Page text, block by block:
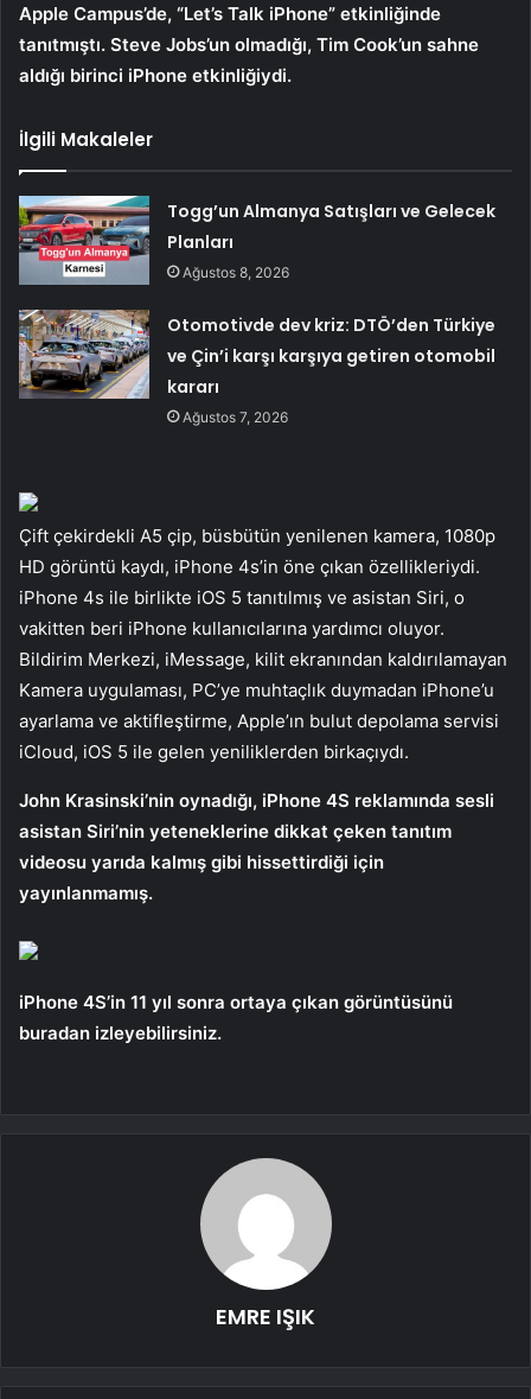
Apple Campus’de, “Let’s Talk iPhone” etkinliğinde
tanıtmıştı. Steve Jobs’un olmadığı, Tim Cook’un sahne
aldığı birinci iPhone etkinliğiydi.
İlgili Makaleler
Togg’un Almanya Satışları ve Gelecek
Planları
Ağustos 8, 2026
Otomotivde dev kriz: DTÖ’den Türkiye
ve Çin’i karşı karşıya getiren otomobil
kararı
Ağustos 7, 2026
Çift çekirdekli A5 çip, büsbütün yenilenen kamera, 1080p
HD görüntü kaydı, iPhone 4s’in öne çıkan özellikleriydi.
iPhone 4s ile birlikte iOS 5 tanıtılmış ve asistan Siri, o
vakitten beri iPhone kullanıcılarına yardımcı oluyor.
Bildirim Merkezi, iMessage, kilit ekranından kaldırılamayan
Kamera uygulaması, PC’ye muhtaçlık duymadan iPhone’u
ayarlama ve aktifleştirme, Apple’ın bulut depolama servisi
iCloud, iOS 5 ile gelen yeniliklerden birkaçıydı.
John Krasinski’nin oynadığı, iPhone 4S reklamında sesli
asistan Siri’nin yeteneklerine dikkat çeken tanıtım
videosu yarıda kalmış gibi hissettirdiği için
yayınlanmamış.
iPhone 4S’in 11 yıl sonra ortaya çıkan görüntüsünü
buradan izleyebilirsiniz.
EMRE IŞIK